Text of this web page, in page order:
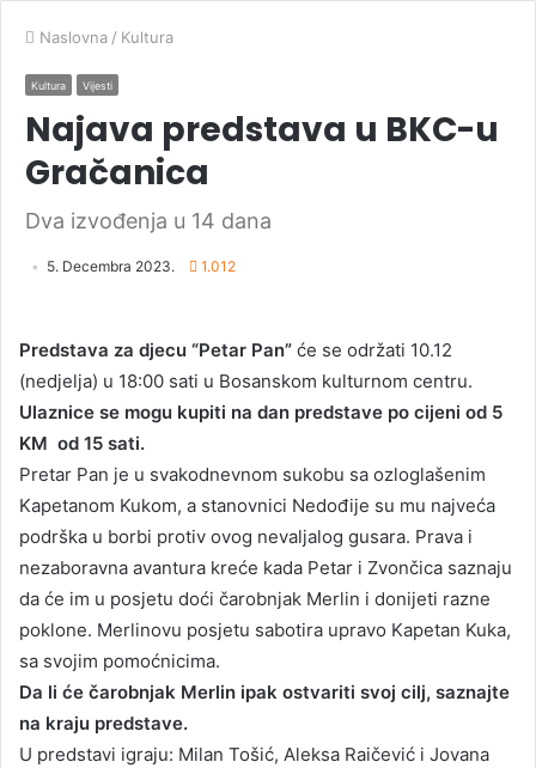
Naslovna / Kultura
Kultura Vijesti
Najava predstava u BKC-u
Gračanica
Dva izvođenja u 14 dana
5. Decembra 2023. 1.012
Predstava za djecu “Petar Pan” će se održati 10.12
(nedjelja) u 18:00 sati u Bosanskom kulturnom centru.
Ulaznice se mogu kupiti na dan predstave po cijeni od 5
KM od 15 sati.
Pretar Pan je u svakodnevnom sukobu sa ozloglašenim
Kapetanom Kukom, a stanovnici Nedođije su mu najveća
podrška u borbi protiv ovog nevaljalog gusara. Prava i
nezaboravna avantura kreće kada Petar i Zvončica saznaju
da će im u posjetu doći čarobnjak Merlin i donijeti razne
poklone. Merlinovu posjetu sabotira upravo Kapetan Kuka,
sa svojim pomoćnicima.
Da li će čarobnjak Merlin ipak ostvariti svoj cilj, saznajte
na kraju predstave.
U predstavi igraju: Milan Tošić, Aleksa Raičević i Jovana